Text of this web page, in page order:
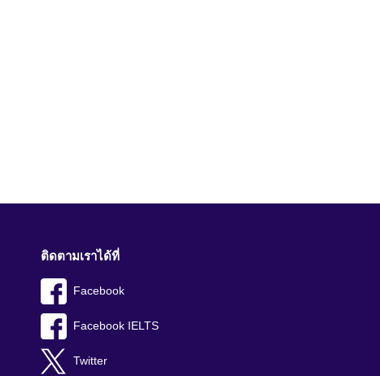
ติดตามเราได้ที่
Facebook
Facebook IELTS
Twitter